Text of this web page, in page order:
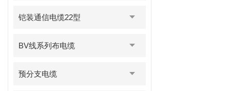
铠装通信电缆22型
BV线系列布电缆
预分支电缆